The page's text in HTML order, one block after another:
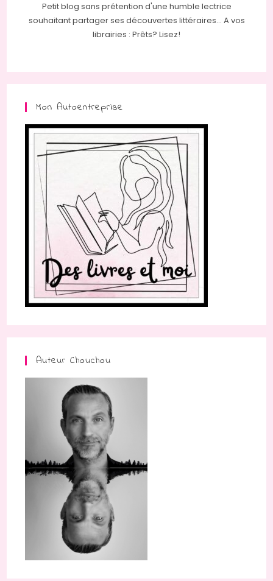
Petit blog sans prétention d'une humble lectrice
souhaitant partager ses découvertes littéraires... A vos
librairies : Prêts? Lisez!
Mon Autoentreprise
Auteur Chouchou